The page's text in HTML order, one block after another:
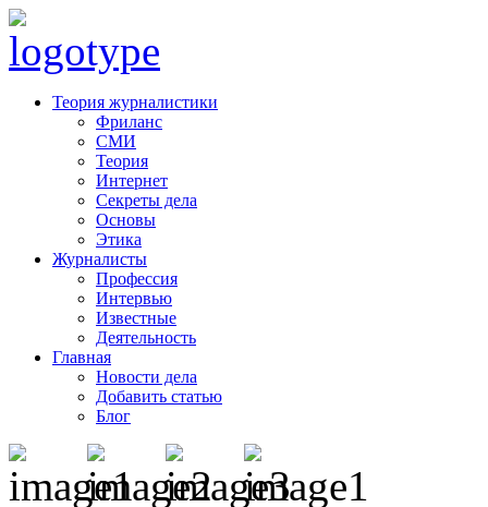
Теория журналистики
Фриланс
СМИ
Теория
Интернет
Секреты дела
Основы
Этика
Журналисты
Профессия
Интервью
Известные
Деятельность
Главная
Новости дела
Добавить статью
Блог